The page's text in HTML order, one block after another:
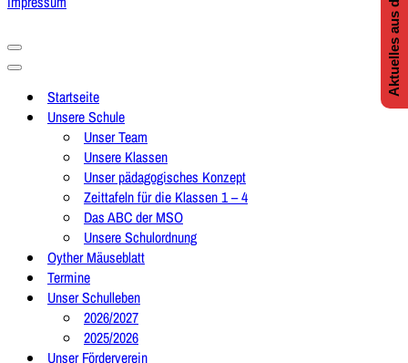
Navigationsmenü
Navigationsmenü
Startseite
Unsere Schule
Unser Team
Unsere Klassen
Unser pädagogisches Konzept
Zeittafeln für die Klassen 1 – 4
Das ABC der MSO
Unsere Schulordnung
Oyther Mäuseblatt
Termine
Unser Schulleben
2026/2027
2025/2026
Unser Förderverein